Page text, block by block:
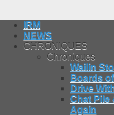
IRM
NEWS
CHRONIQUES
Chroniques
Wailin
Boards
Drive
Chat Pile
Again